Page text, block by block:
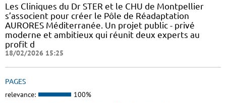
Les Cliniques du Dr STER et le CHU de Montpellier
s’associent pour créer le Pôle de Réadaptation
AURORES Méditerranée. Un projet public - privé
moderne et ambitieux qui réunit deux experts au
profit d
18/02/2026 15:25
PAGES
relevance: 100%